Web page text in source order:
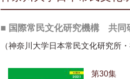
■ 国際常民文化研究機構 共同
（神奈川大学日本常民文化研究所
第30集